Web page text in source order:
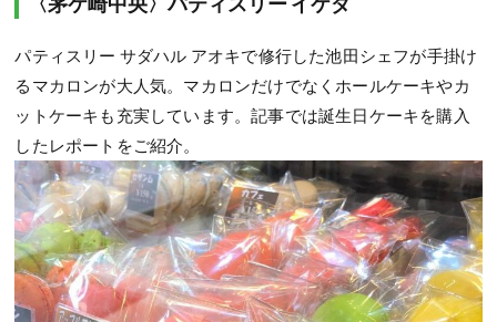
パティスリー サダハル アオキで修行した池田シェフが手掛け
るマカロンが大人気。マカロンだけでなくホールケーキやカ
ットケーキも充実しています。記事では誕生日ケーキを購入
したレポートをご紹介。